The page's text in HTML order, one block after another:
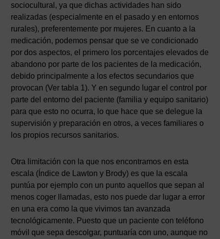
sociocultural, ya que dichas actividades han sido
realizadas (especialmente en el pasado y en entornos
rurales), preferentemente por mujeres. En cuanto a la
medicación, podemos pensar que se ve condicionado
por dos aspectos, el primero los porcentajes elevados de
abandono por parte de los pacientes de la medicación,
debido principalmente a los efectos secundarios que
provocan (Ver tabla 1). Y en segundo lugar el control por
parte del entorno del paciente (familia y equipo sanitario)
para que esto no ocurra, lo que hace que se delegue la
supervisión y preparación en otros, a veces familiares o
los propios recursos sanitarios.
Otra limitación con la que nos encontramos en esta
escala (Índice de Lawton y Brody) es que la escala
puntúa por ejemplo con un punto aquellos que sepan al
menos coger llamadas, esto nos puede dar lugar a error
en una era como la que vivimos tan avanzada
tecnológicamente. Puesto que un paciente con teléfono
móvil que sepa descolgar, puntuaría con uno, aunque no